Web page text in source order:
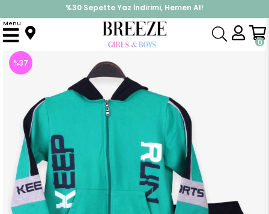
%30 Sepette Yaz İndirimi, Hemen Al!
İndirimlere ek %10 İndirimi Kap, Hemen Üye Ol!
0
Menu
Anasayfa Takımlar Eşofman Takımı Erkek Çocuk Esofman Takimi Fermuarli Kapüsonlu Yesil (8 Yaş)
%37